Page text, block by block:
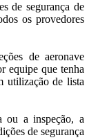
de segurança de
os provedores
de aeronave
equipe que tenha
utilização de lista
ou a inspeção, a
de segurança